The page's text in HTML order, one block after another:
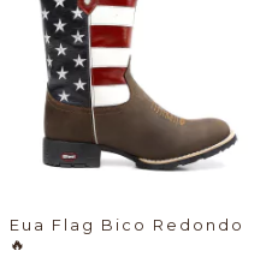
Eua Flag Bico Redondo
🔥